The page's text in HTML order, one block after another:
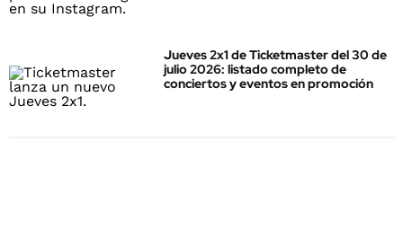
Jueves 2x1 de Ticketmaster del 30 de
julio 2026: listado completo de
conciertos y eventos en promoción